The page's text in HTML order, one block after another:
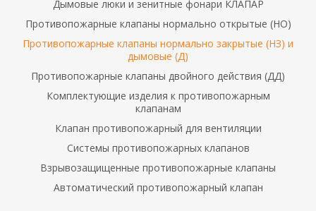
Дымовые люки и зенитные фонари КЛАПАР
Противопожарные клапаны нормально открытые (НО)
Противопожарные клапаны нормально закрытые (НЗ) и
дымовые (Д)
Противопожарные клапаны двойного действия (ДД)
Комплектующие изделия к противопожарным
клапанам
Клапан противопожарный для вентиляции
Системы противопожарных клапанов
Взрывозащищенные противопожарные клапаны
Автоматический противопожарный клапан